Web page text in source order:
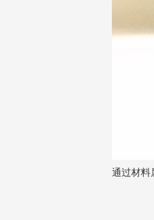
通过材料